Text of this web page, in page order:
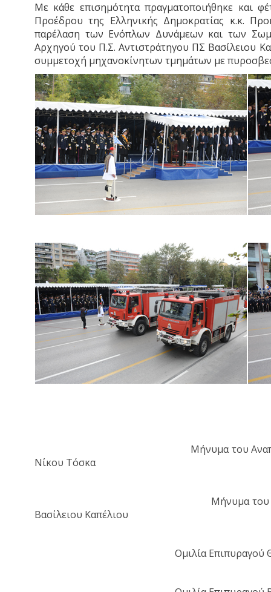
Με κάθε επισημότητα πραγματοποιήθηκε και
Προέδρου της Ελληνικής Δημοκρατίας κ.κ.
παρέλαση των Ενόπλων Δυνάμεων και των
Αρχηγού του Π.Σ. Αντιστράτηγου ΠΣ Βασίλειου
συμμετοχή μηχανοκίνητων τμημάτων με
Μήνυμα του
Νίκου Τόσκα
Μήνυμα του
Βασίλειου Καπέλιου
Ομιλία Επιπυραγού